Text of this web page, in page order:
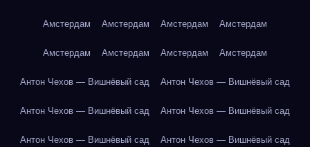
Амстердам Амстердам Амстердам Амстердам
Амстердам Амстердам Амстердам Амстердам
Антон Чехов — Вишнёвый сад Антон Чехов — Вишнёвый сад
Антон Чехов — Вишнёвый сад Антон Чехов — Вишнёвый сад
Антон Чехов — Вишнёвый сад Антон Чехов — Вишнёвый сад